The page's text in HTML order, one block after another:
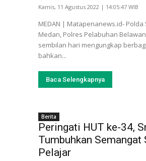
Kamis, 11 Agustus 2022 | 14:05:47 WIB
MEDAN | Matapenanews.id-
Medan, Polres Pelabuhan
sembilan hari mengungkap
bahkan...
Baca Selengkapnya
Berita
Peringati HUT ke-34,
Tumbuhkan
Pelajar